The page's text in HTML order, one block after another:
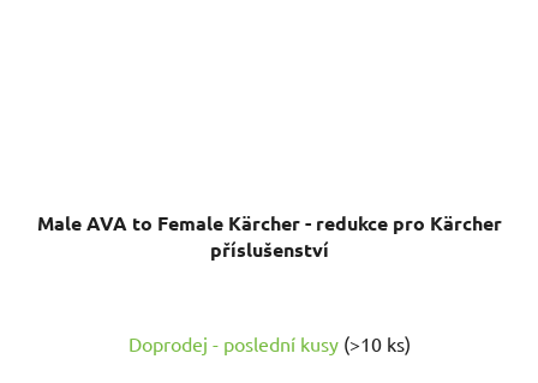
Male AVA to Female Kärcher - redukce pro Kärcher
příslušenství
Doprodej - poslední kusy (>10 ks)